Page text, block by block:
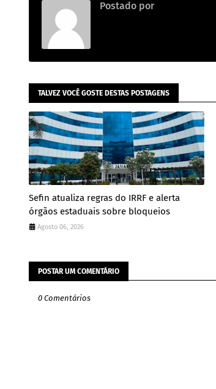
Postado por
TALVEZ VOCÊ GOSTE DESTAS POSTAGENS
Sefin atualiza regras do IRRF e alerta
órgãos estaduais sobre bloqueios
Agosto 06, 2026
POSTAR UM COMENTÁRIO
0 Comentários